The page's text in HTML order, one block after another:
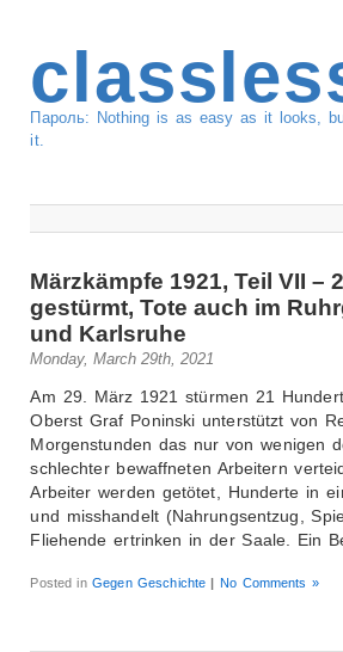
Пароль: Nothing is as easy as it looks,
it.
Märzkämpfe 1921, Teil VII –
gestürmt, Tote auch im
und Karlsruhe
Monday, March 29th, 2021
Am 29. März 1921 stürmen 21
Oberst Graf Poninski unterstützt von
Morgenstunden das nur von wenigen
schlechter bewaffneten Arbeitern
Arbeiter werden getötet, Hunderte in
und misshandelt (Nahrungsentzug,
Fliehende ertrinken in der Saale. Ein
Posted inGegen Geschichte | No Comments »